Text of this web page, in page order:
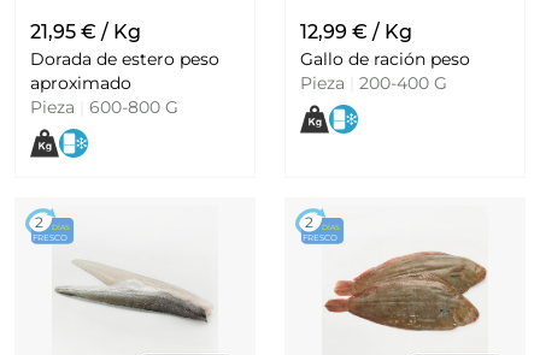
21,95 € / Kg
Dorada de estero peso
aproximado
Pieza
600-800 G
12,99 € / Kg
Gallo de ración peso
Pieza
200-400 G
2 DÍAS
FRESCO
2 DÍAS
FRESCO